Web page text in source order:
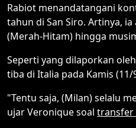
Rabiot menandatangani
tahun di San Siro. Artinya,
(Merah-Hitam) hingga
Seperti yang dilaporkan
tiba di Italia pada Kamis (11/
"Tentu saja, (Milan) selalu
ujar Veronique soal transfer